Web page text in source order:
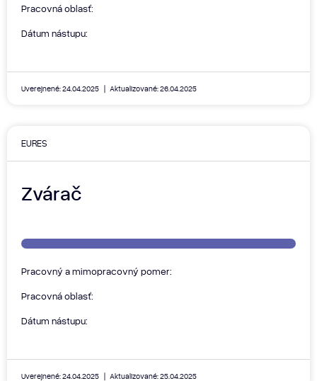
Pracovná oblasť:
Dátum nástupu:
Uverejnené: 24.04.2025 Aktualizované: 26.04.2025
EURES
Zvárač
Pracovný a mimopracovný pomer:
Pracovná oblasť:
Dátum nástupu:
Uverejnené: 24.04.2025 Aktualizované: 25.04.2025